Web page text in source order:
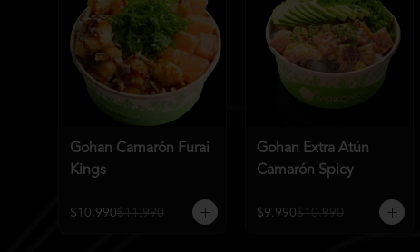
Gohan Camarón Furai
Kings
$10.990$11.990
Gohan Extra Atún
Camarón Spicy
$9.990$10.990